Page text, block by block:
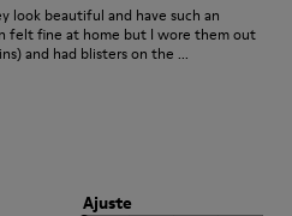
look beautiful and have such an
felt fine at home but I wore them out
and had blisters on the ...
Ajuste